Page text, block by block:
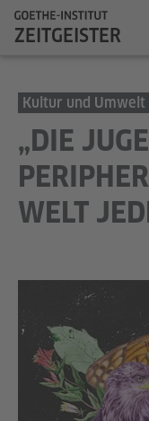
ZEITGEISTER
Kultur und Umwelt
„DIE
WELT